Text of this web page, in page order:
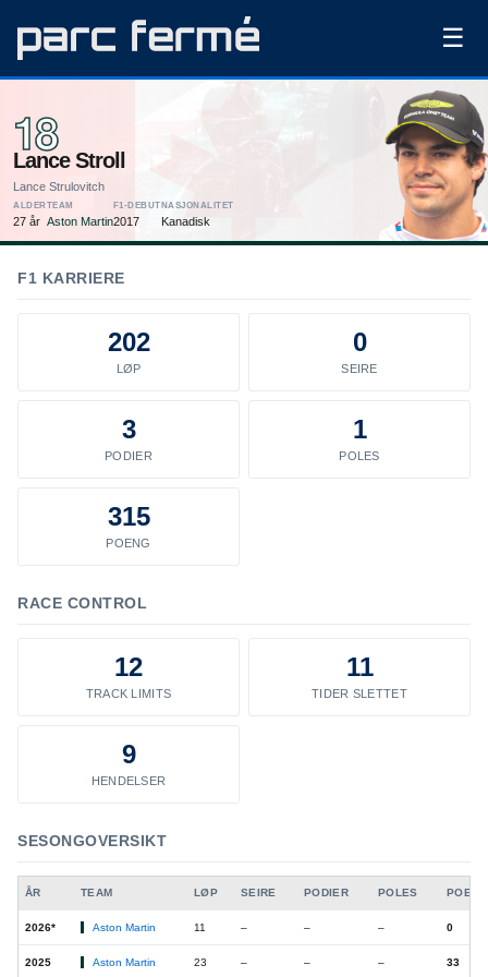
☰
18
Lance Stroll
Lance Strulovitch
ALDER
27 år
TEAM
Aston Martin
F1-DEBUT
2017
NASJONALITET
Kanadisk
F1 KARRIERE
202
LØP
0
SEIRE
3
PODIER
1
POLES
315
POENG
RACE CONTROL
12
TRACK LIMITS
11
TIDER SLETTET
9
HENDELSER
SESONGOVERSIKT
ÅR TEAM LØP SEIRE PODIER POLES POENG
2026* Aston Martin 11 – – – 0
2025 Aston Martin 23 – – – 33